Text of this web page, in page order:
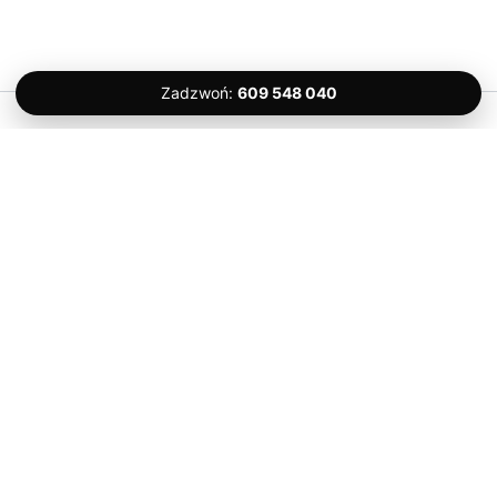
Zadzwoń: 609 548 040